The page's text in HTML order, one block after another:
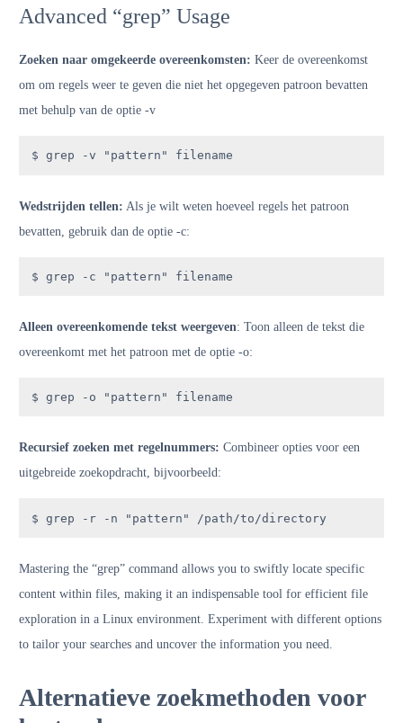
Advanced “grep” Usage
Zoeken naar omgekeerde overeenkomsten: Keer de overeenkomst
om om regels weer te geven die niet het opgegeven patroon bevatten
met behulp van de optie -v
$ grep -v "pattern" filename
Wedstrijden tellen: Als je wilt weten hoeveel regels het patroon
bevatten, gebruik dan de optie -c:
$ grep -c "pattern" filename
Alleen overeenkomende tekst weergeven: Toon alleen de tekst die
overeenkomt met het patroon met de optie -o:
$ grep -o "pattern" filename
Recursief zoeken met regelnummers: Combineer opties voor een
uitgebreide zoekopdracht, bijvoorbeeld:
$ grep -r -n "pattern" /path/to/directory
Mastering the “grep” command allows you to swiftly locate specific
content within files, making it an indispensable tool for efficient file
exploration in a Linux environment. Experiment with different options
to tailor your searches and uncover the information you need.
Alternatieve zoekmethoden voor